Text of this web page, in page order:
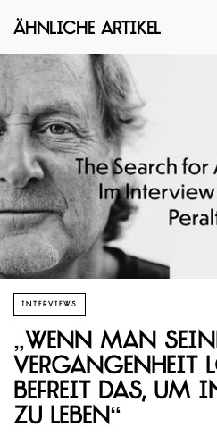
Ähnliche Artikel
INTERVIEWS
„Wenn man
Vergangenheit
befreit das, um
zu leben“